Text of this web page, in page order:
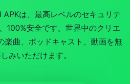
は、最高レベルのセキュリテ
100%安全です。世界中のクリエ
楽曲、ポッドキャスト、動画を無
みいただけます。